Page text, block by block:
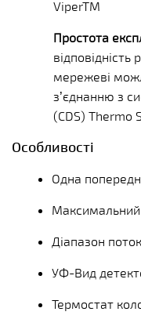
ViperTM
Простота
мережеві
з’єднанню з
(CDS)
Особливості
Одна
Діапазон
УФ-Вид
Термостат